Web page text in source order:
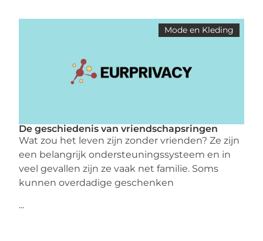
Mode en Kleding
De geschiedenis van vriendschapsringen
Wat zou het leven zijn zonder vrienden? Ze zijn
een belangrijk ondersteuningssysteem en in
veel gevallen zijn ze vaak net familie. Soms
kunnen overdadige geschenken
...